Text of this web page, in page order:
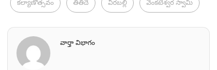
కల్యాణోత్సవం తితిదే వీరబల్లి వెంకటేశ్వర స్వామి
వార్తా విభాగం